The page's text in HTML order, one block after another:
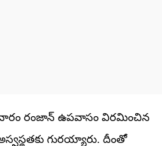
రంజాన్‌ ఉపవాసం విరమించిన
గురయ్యారు. దీంతో